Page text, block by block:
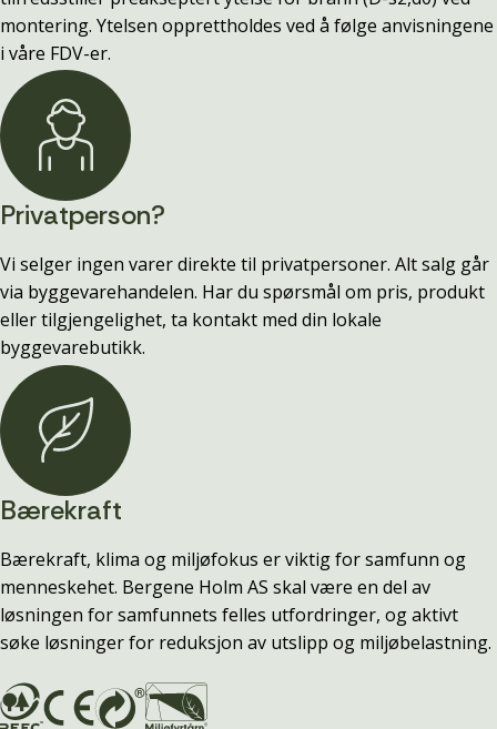
montering. Ytelsen opprettholdes ved å følge anvisningene
i våre FDV-er.
Privatperson?
Vi selger ingen varer direkte til privatpersoner. Alt salg går
via byggevarehandelen. Har du spørsmål om pris, produkt
eller tilgjengelighet, ta kontakt med din lokale
byggevarebutikk.
Bærekraft
Bærekraft, klima og miljøfokus er viktig for samfunn og
menneskehet. Bergene Holm AS skal være en del av
løsningen for samfunnets felles utfordringer, og aktivt
søke løsninger for reduksjon av utslipp og miljøbelastning.